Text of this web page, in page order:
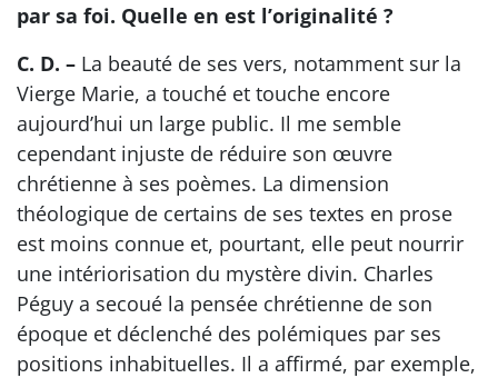
par sa foi. Quelle en est l’originalité ?
C. D. – La beauté de ses vers, notamment sur la
Vierge Marie, a touché et touche encore
aujourd’hui un large public. Il me semble
cependant injuste de réduire son œuvre
chrétienne à ses poèmes. La dimension
théologique de certains de ses textes en prose
est moins connue et, pourtant, elle peut nourrir
une intériorisation du mystère divin. Charles
Péguy a secoué la pensée chrétienne de son
époque et déclenché des polémiques par ses
positions inhabituelles. Il a affirmé, par exemple,